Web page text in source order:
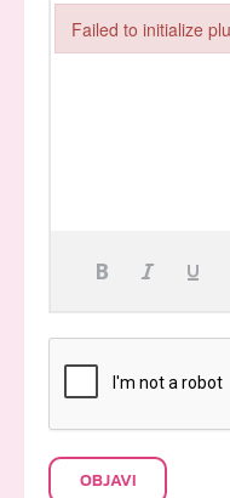
OBJAVI
Failed to initialize
Failed to initialize